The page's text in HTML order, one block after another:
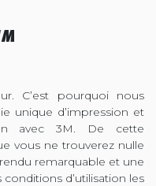
C’est pourquoi nous
unique d’impression et
avec 3M. De cette
vous ne trouverez nulle
remarquable et une
d’utilisation les